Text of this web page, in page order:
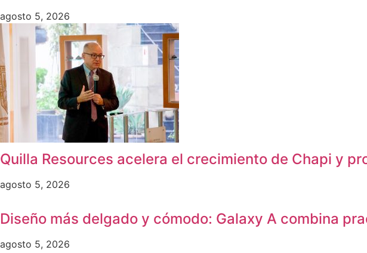
agosto 5, 2026
Quilla Resources acelera el crecimiento de Chapi y
agosto 5, 2026
Diseño más delgado y cómodo: Galaxy A combina
agosto 5, 2026